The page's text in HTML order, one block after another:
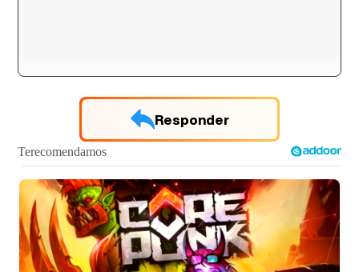
Responder